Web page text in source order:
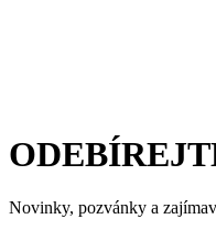
Novinky, pozvánky a